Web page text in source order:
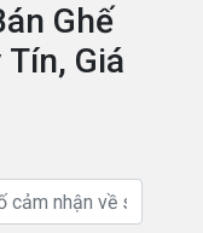
Ghế
Giá